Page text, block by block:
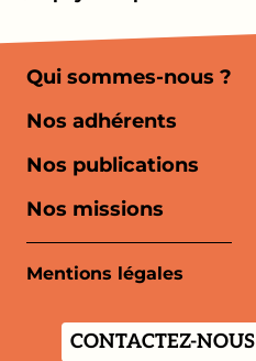
Qui sommes-nous ?
Nos adhérents
Nos publications
Nos missions
Mentions légales
CONTACTEZ-NOUS